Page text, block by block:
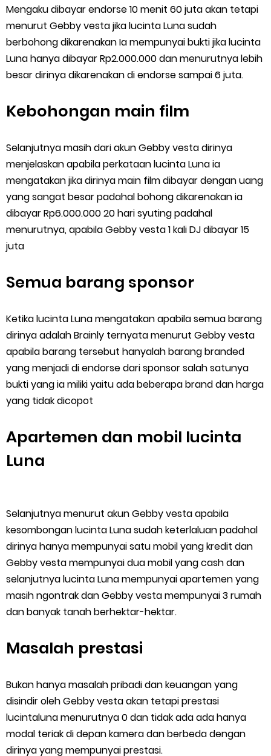
Mengaku dibayar endorse 10 menit 60 juta akan tetapi
menurut Gebby vesta jika lucinta Luna sudah
berbohong dikarenakan Ia mempunyai bukti jika lucinta
Luna hanya dibayar Rp2.000.000 dan menurutnya lebih
besar dirinya dikarenakan di endorse sampai 6 juta.
Kebohongan main film
Selanjutnya masih dari akun Gebby vesta dirinya
menjelaskan apabila perkataan lucinta Luna ia
mengatakan jika dirinya main film dibayar dengan uang
yang sangat besar padahal bohong dikarenakan ia
dibayar Rp6.000.000 20 hari syuting padahal
menurutnya, apabila Gebby vesta 1 kali DJ dibayar 15
juta
Semua barang sponsor
Ketika lucinta Luna mengatakan apabila semua barang
dirinya adalah Brainly ternyata menurut Gebby vesta
apabila barang tersebut hanyalah barang branded
yang menjadi di endorse dari sponsor salah satunya
bukti yang ia miliki yaitu ada beberapa brand dan harga
yang tidak dicopot
Apartemen dan mobil lucinta
Luna
Selanjutnya menurut akun Gebby vesta apabila
kesombongan lucinta Luna sudah keterlaluan padahal
dirinya hanya mempunyai satu mobil yang kredit dan
Gebby vesta mempunyai dua mobil yang cash dan
selanjutnya lucinta Luna mempunyai apartemen yang
masih ngontrak dan Gebby vesta mempunyai 3 rumah
dan banyak tanah berhektar-hektar.
Masalah prestasi
Bukan hanya masalah pribadi dan keuangan yang
disindir oleh Gebby vesta akan tetapi prestasi
lucintaluna menurutnya 0 dan tidak ada ada hanya
modal teriak di depan kamera dan berbeda dengan
dirinya yang mempunyai prestasi.